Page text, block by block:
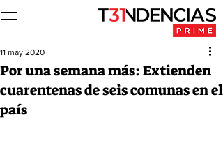
Por una semana más: Extienden
cuarentenas de seis comunas en el
país
11 may 2020